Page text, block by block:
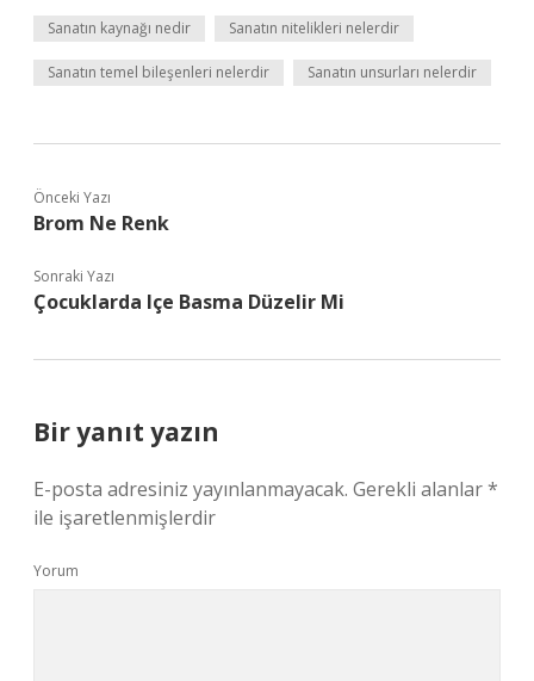
Sanatın kaynağı nedir Sanatın nitelikleri nelerdir
Sanatın temel bileşenleri nelerdir Sanatın unsurları nelerdir
Önceki Yazı
Brom Ne Renk
Sonraki Yazı
Çocuklarda Içe Basma Düzelir Mi
Bir yanıt yazın
E-posta adresiniz yayınlanmayacak. Gerekli alanlar*
ile işaretlenmişlerdir
Yorum